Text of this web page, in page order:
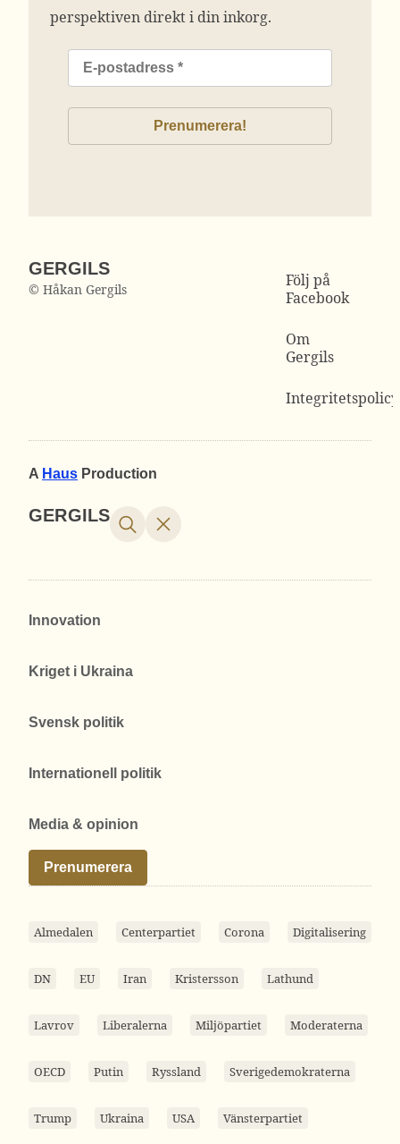
perspektiven direkt i din inkorg.
GERGILS
© Håkan Gergils
Följ på
Facebook
Om
Gergils
Integritetspolicy
A Haus Production
GERGILS
Innovation
Kriget i Ukraina
Svensk politik
Internationell politik
Media & opinion
Prenumerera
Almedalen Centerpartiet Corona Digitalisering
DN EU Iran Kristersson Lathund
Lavrov Liberalerna Miljöpartiet Moderaterna
OECD Putin Ryssland Sverigedemokraterna
Trump Ukraina USA Vänsterpartiet